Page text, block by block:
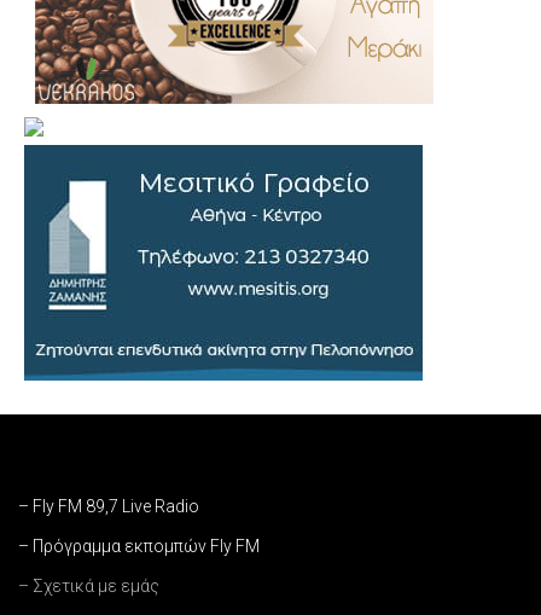
– Fly FM 89,7 Live Radio
– Πρόγραμμα εκπομπών Fly FM
– Σχετικά με εμάς